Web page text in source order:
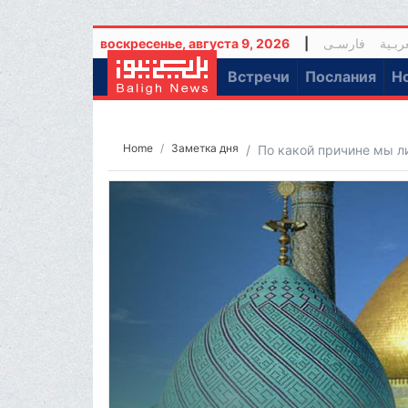
воскресенье, августа 9, 2026 فارسـی
Встречи Послания
Home Заметка дня По какой причине мы